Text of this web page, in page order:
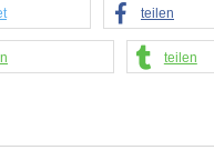
teilen
teilen